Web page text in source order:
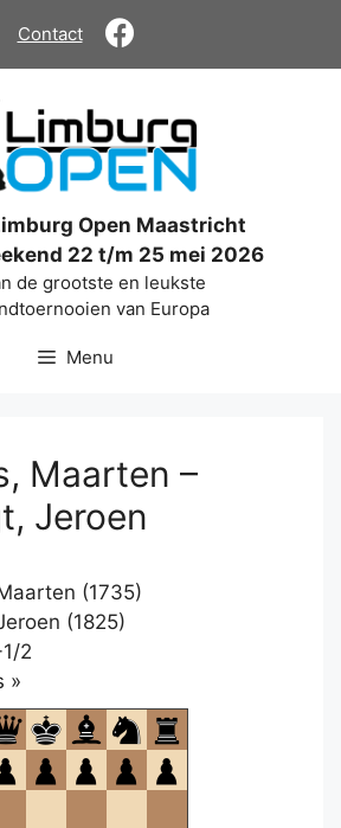
Contact
Open Maastricht
22 t/m 25 mei 2026
de grootste en leukste
van Europa
Menu
Maarten –
Jeroen
(1735)
(1825)
2
»
om
te
openen.